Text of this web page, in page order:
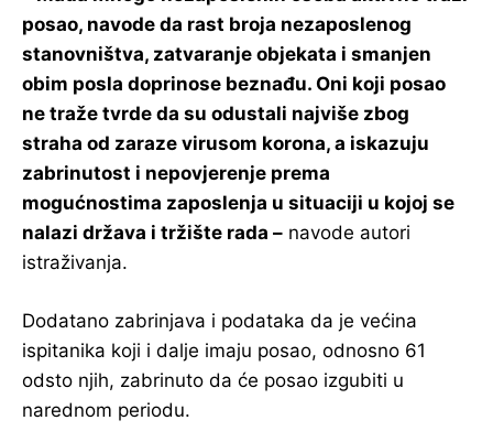
posao, navode da rast broja nezaposlenog
stanovništva, zatvaranje objekata i smanjen
obim posla doprinose beznađu. Oni koji posao
ne traže tvrde da su odustali najviše zbog
straha od zaraze virusom korona, a iskazuju
zabrinutost i nepovjerenje prema
mogućnostima zaposlenja u situaciji u kojoj se
nalazi država i tržište rada – navode autori
istraživanja.
Dodatano zabrinjava i podataka da je većina
ispitanika koji i dalje imaju posao, odnosno 61
odsto njih, zabrinuto da će posao izgubiti u
narednom periodu.